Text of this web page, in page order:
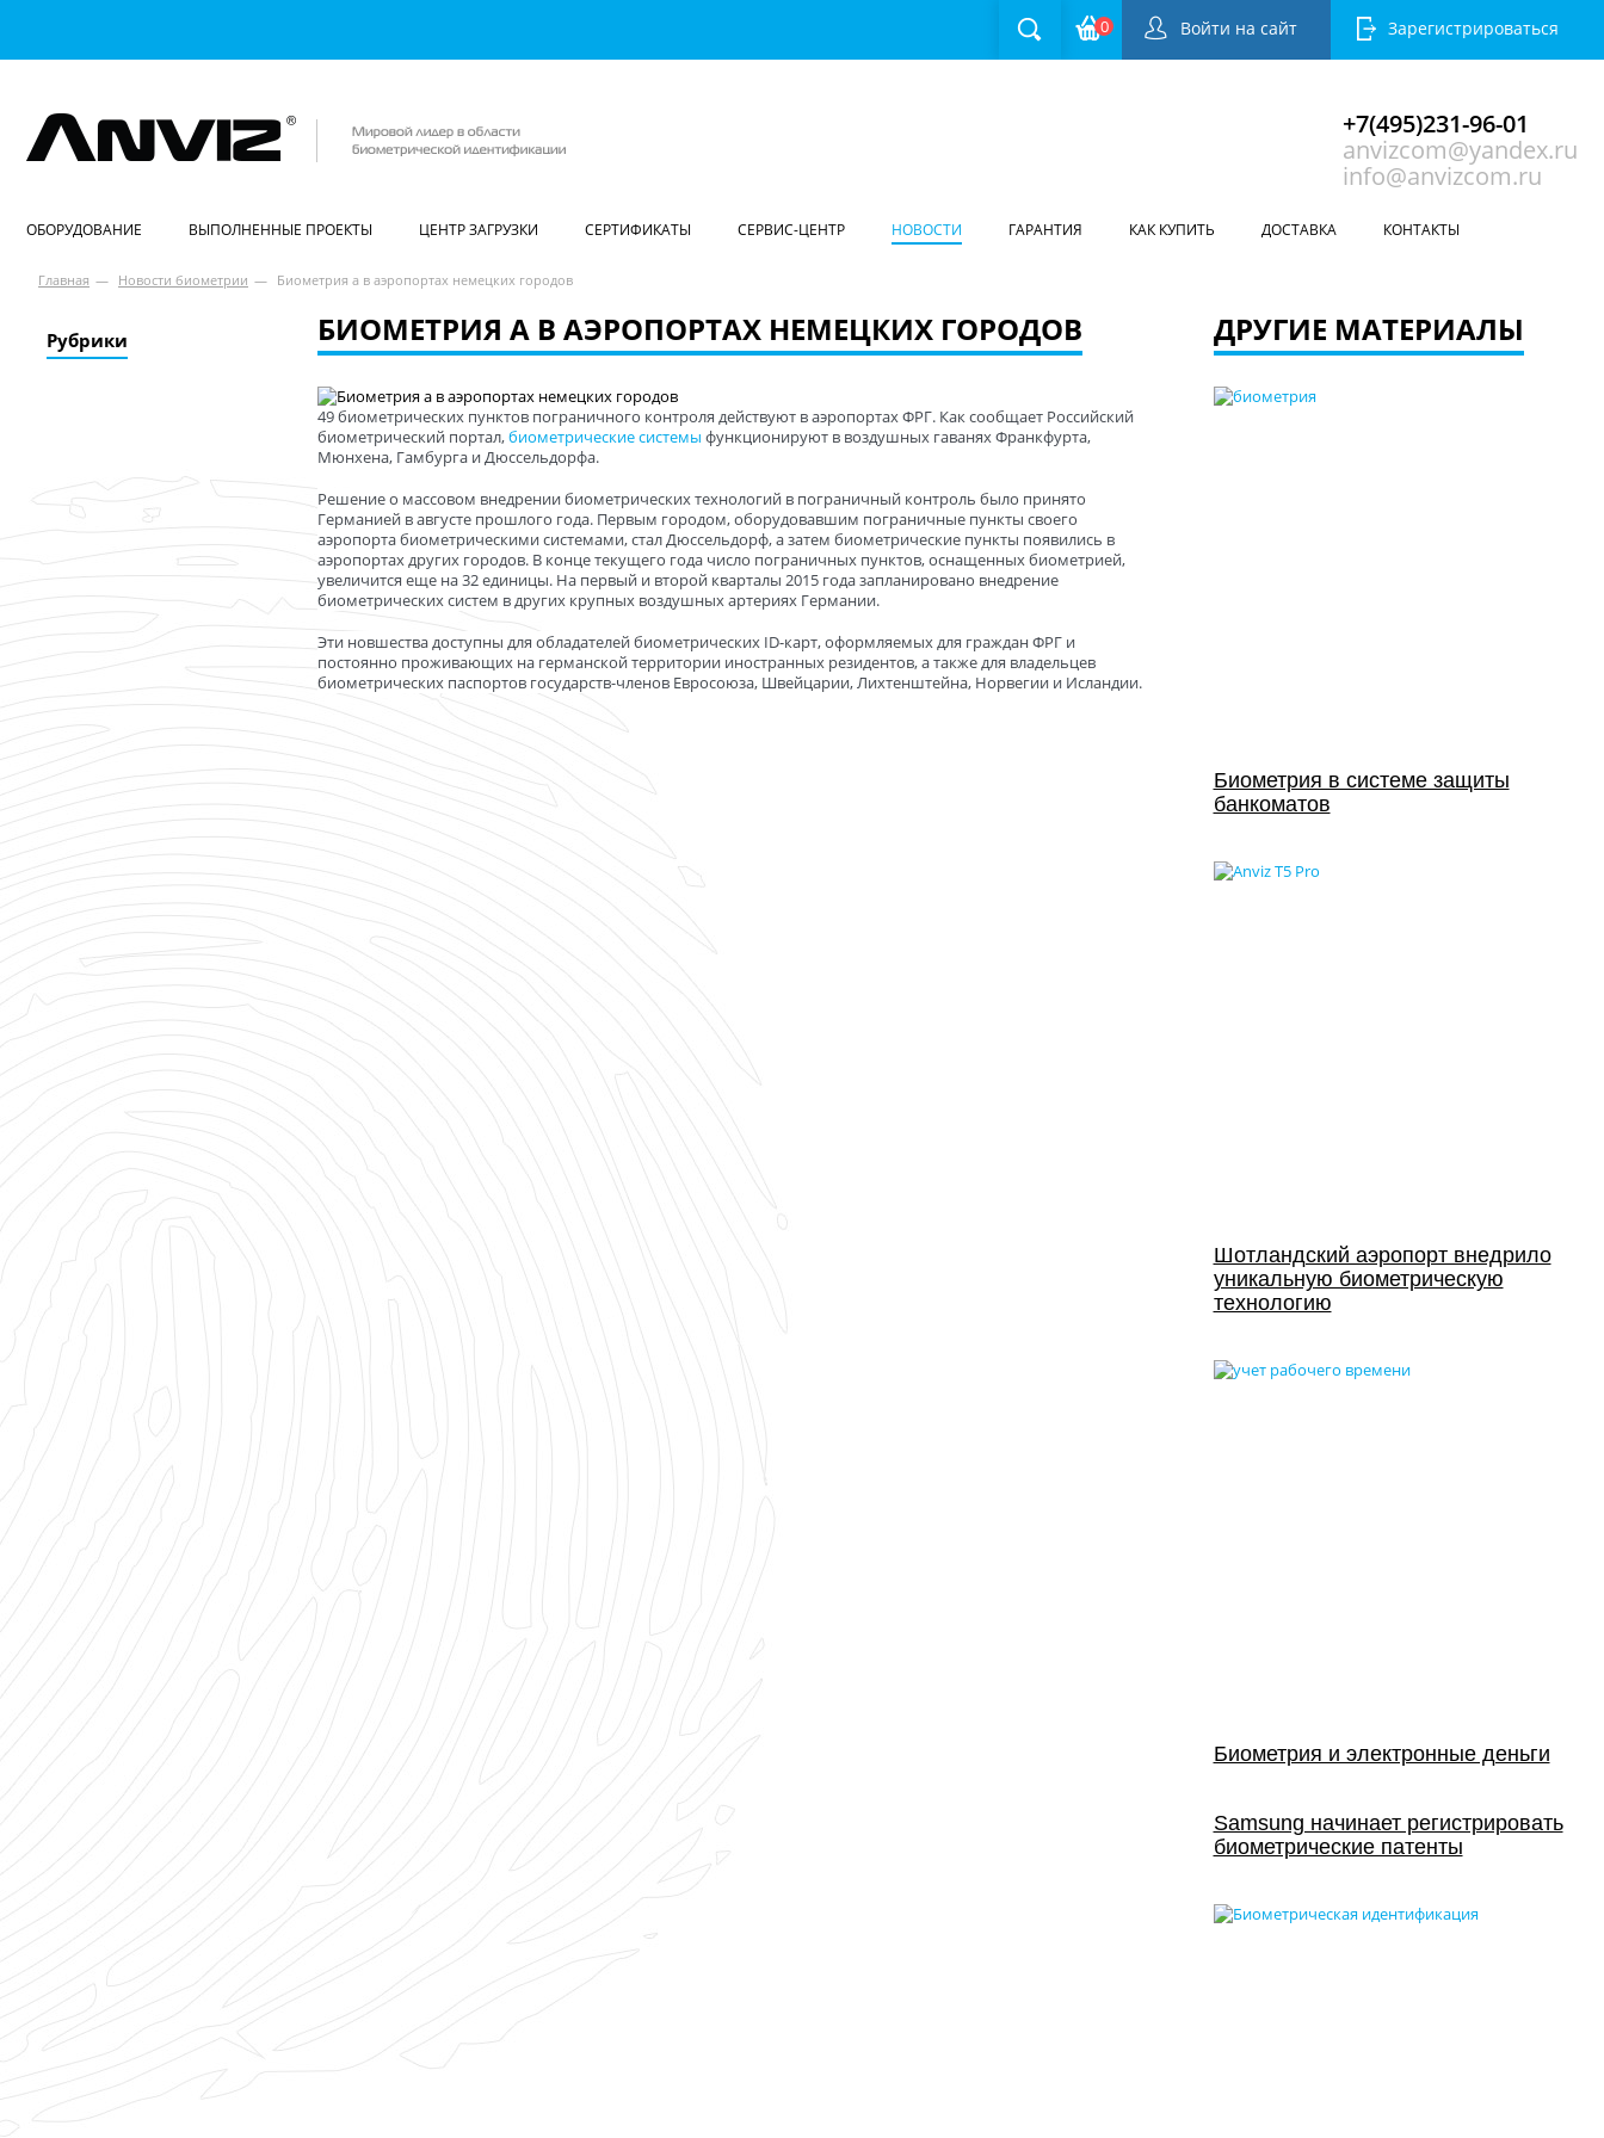
0 Войти на сайт Зарегистрироваться
ОБОРУДОВАНИЕ ВЫПОЛНЕННЫЕ ПРОЕКТЫ ЦЕНТР ЗАГРУЗКИ СЕРТИФИКАТЫ СЕРВИС-ЦЕНТР НОВОСТИ ГАРАНТИЯ КАК КУПИТЬ ДОСТАВКА КОНТАКТЫ
+7(495)231-96-01
anvizcom@yandex.ru
info@anvizcom.ru
Главная — Новости биометрии — Биометрия а в аэропортах немецких городов
Рубрики БИОМЕТРИЯ А В АЭРОПОРТАХ НЕМЕЦКИХ ГОРОДОВ
49 биометрических пунктов пограничного контроля действуют в аэропортах ФРГ. Как сообщает Российский
биометрический портал,биометрические системы функционируют в воздушных гаванях Франкфурта,
Мюнхена, Гамбурга и Дюссельдорфа.
Решение о массовом внедрении биометрических технологий в пограничный контроль было принято
Германией в августе прошлого года. Первым городом, оборудовавшим пограничные пункты своего
аэропорта биометрическими системами, стал Дюссельдорф, а затем биометрические пункты появились в
аэропортах других городов. В конце текущего года число пограничных пунктов, оснащенных биометрией,
увеличится еще на 32 единицы. На первый и второй кварталы 2015 года запланировано внедрение
биометрических систем в других крупных воздушных артериях Германии.
Эти новшества доступны для обладателей биометрических ID-карт, оформляемых для граждан ФРГ и
постоянно проживающих на германской территории иностранных резидентов, а также для владельцев
биометрических паспортов государств-членов Евросоюза, Швейцарии, Лихтенштейна, Норвегии и Исландии.
ДРУГИЕ МАТЕРИАЛЫ
Биометрия в системе защиты
банкоматов
Шотландский аэропорт внедрило
уникальную биометрическую
технологию
Биометрия и электронные деньги
Samsung начинает регистрировать
биометрические патенты